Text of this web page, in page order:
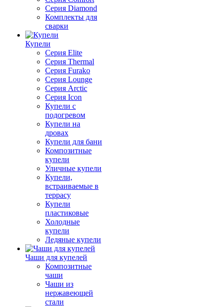
Серия Diamond
Комплекты для
сварки
Купели
Серия Elite
Серия Thermal
Серия Furako
Серия Lounge
Серия Arctic
Серия Icon
Купели с
подогревом
Купели на
дровах
Купели для бани
Композитные
купели
Уличные купели
Купели,
встраиваемые в
террасу
Купели
пластиковые
Холодные
купели
Ледяные купели
Чаши для купелей
Композитные
чаши
Чаши из
нержавеющей
стали